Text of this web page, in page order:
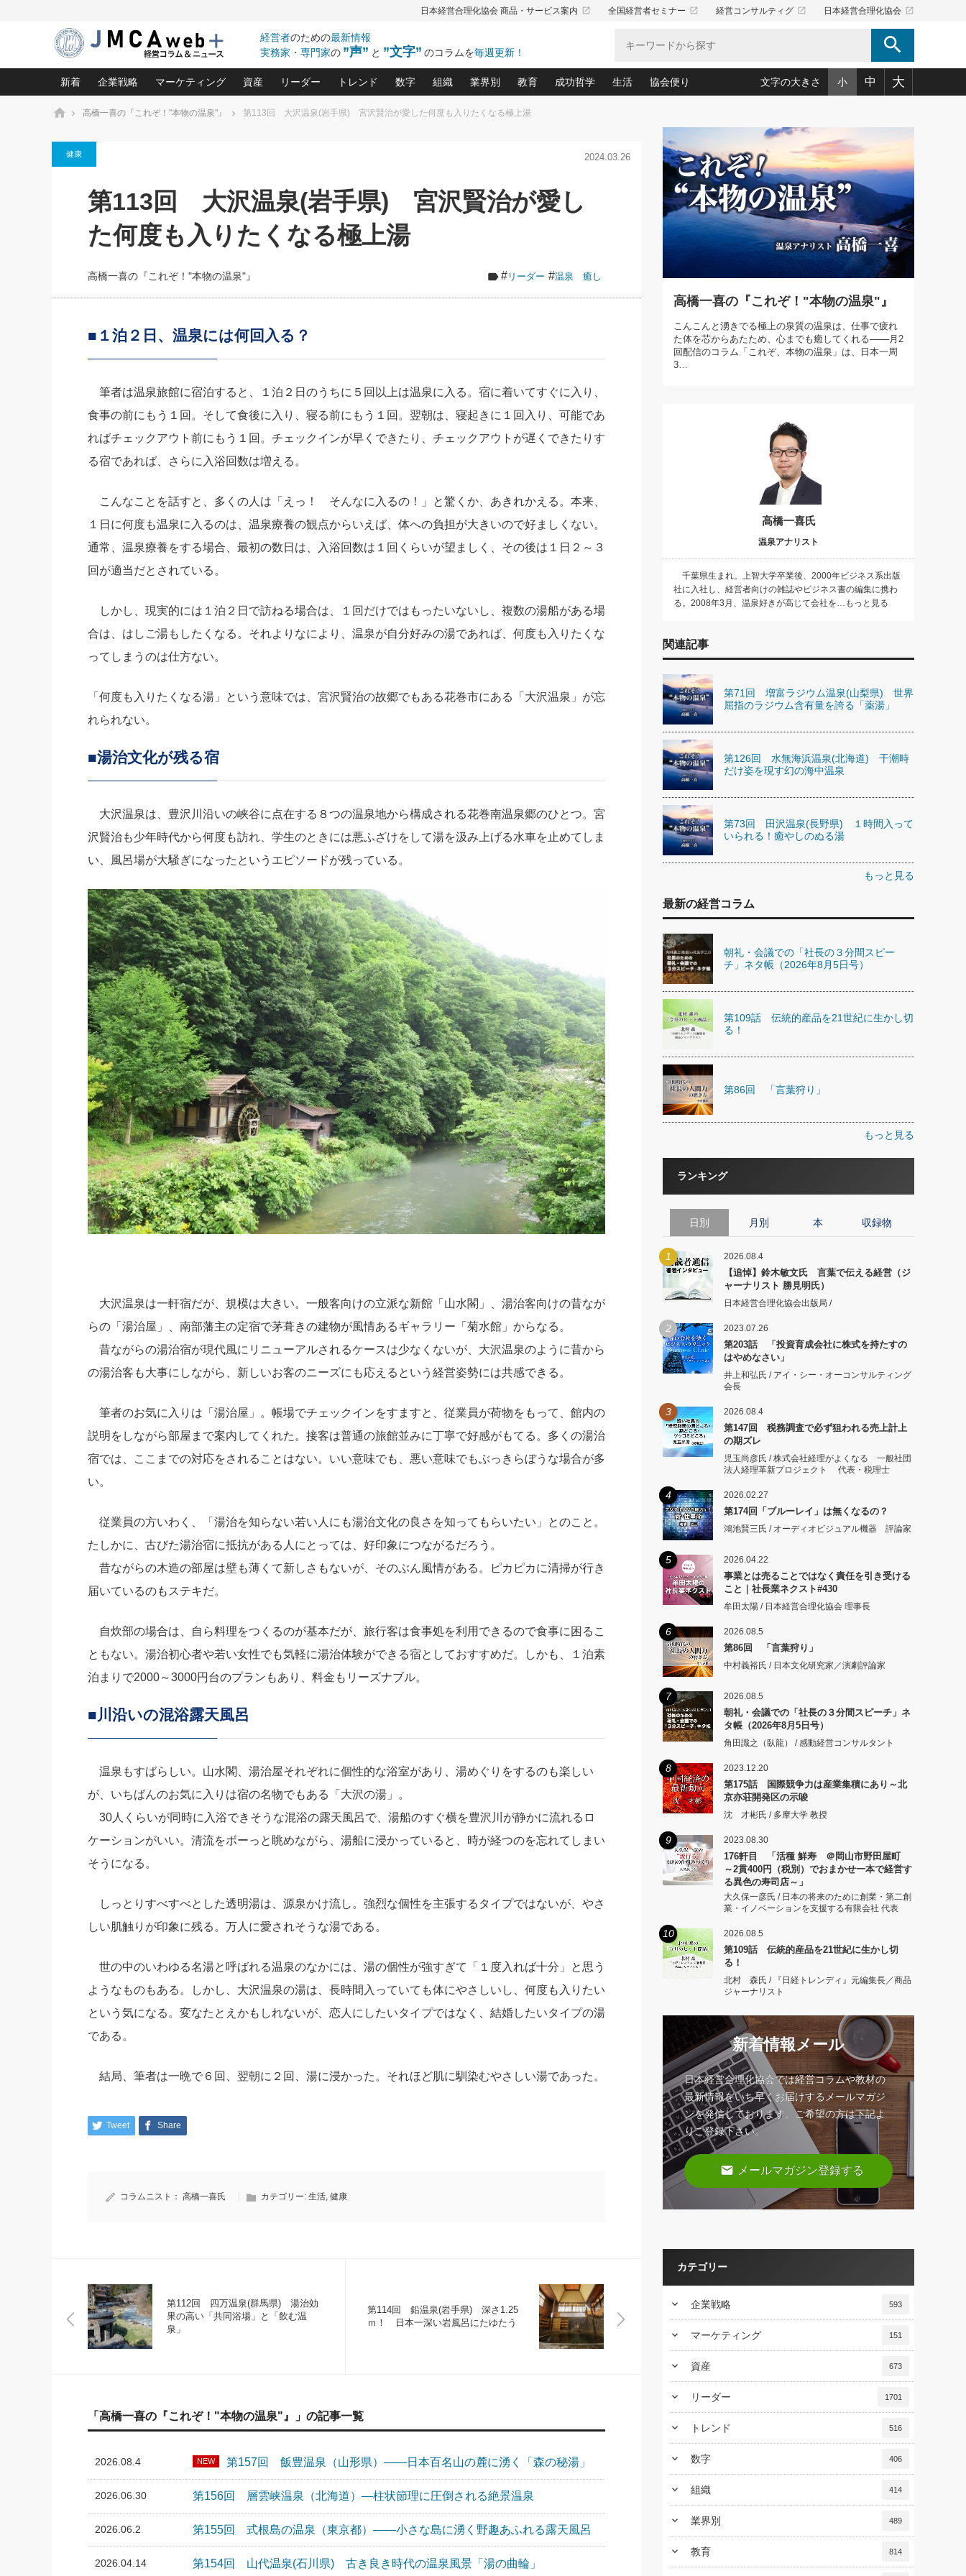
日本経営合理化協会 商品・サービス案内 launch 全国経営者セミナー launch 経営コンサルティグ launch 日本経営合理化協会 launch
経営者のための最新情報
実務家・専門家の ”声” と ”文字” のコラムを毎週更新！ search
新着
朝礼・会議での「社長の３分間
スピーチ」ネタ帳（2026年8月5
日号）
2026.08.5
第109話 伝統的産品を21世紀
に生かし切る！
2026.08.5
第86回 「言葉狩り」
2026.08.5 2026.08.4
【追悼】鈴木敏文氏 言葉で伝
える経営（ジャーナリスト 勝
もっとみる
企業戦略
強い会社を築く ビジネス・クリニック(240)
日本レーザー「人を大切にしながら利益を上げる経営」の極意
武器としてのM&A入門(3)
社長のための“儲かる通販”戦略視点(151)
継続経営 百話百行(85)
マーケティング
ロングセラーの玉手箱(9)
大復活＆快進撃！ユニバーサルスタジオジャパンの成功要因と
は(5)
酒井光雄 成功事例に学ぶ繁栄企業のブランド戦略(39)
資産
中国経済の最新動向(204)
事業承継の前に、決めておきたい、知っておきたい、やってお
きたいコト(12)
会社と社長のための資産管理講座(95)
リーダー
ピョートル・F・グジバチの『経営戦略の新常識』(12)
指導者たる者かくあるべし(635)
朝礼・会議での「社長の３分間スピーチ」ネタ帳(159)
次もあなたにお願いしたいと思われる「一流の仕事術」(28)
社長の右腕をつくる 人と組織を動かす(200)
トレンド
北村森の「今月のヒット商品」(109)
次の売れ筋をつかむ術(102)
社長のメシの種 4.0(206)
数字
おカネが残る決算書にするために、やっておきたいこと(34)
会社を守り抜くための緊急対策(100)
強い決算書の会社はココが違う！(36)
損益分岐点を下げる、Ｐ／Ｌ不況時代の新戦略(12)
決算書の“見える化”術(12)
組織
職場の生産性を下げるハラスメントの予防策(10)
賃金決定の定石(68)
顧客・社員・社会から支持される「ウェルビーイング経営入
業界別
大久保一彦の“流行る”お店の仕組みづくり(210)
柿内幸夫─社長のための現場改善(174)
教育
あなただからお願いしたいと思われる 気配りの達人(127)
クレーム対応 実践マニュアル(92)
クレーム対応の新知識と新常識(57)
デキル社員に育てる！ 社員教育の決め手(203)
業績アップにつながる！ワンランク上の手紙・メール術(100)
成功哲学
中国哲学に学ぶ 不況は会社守成の好機(38)
令和時代の「社長の人間力の磨き方」(86)
先人の名句名言の教え 東洋思想に学ぶ経営学(132)
渡部昇一の「日本の指導者たち」(32)
経営に活かす“十八史略”(30)
生活
おのころ心平の ──社長のための「か・ら・だマネジメント」
(50)
デジタルＡＶを味方に！新・仕事術(180)
リーダー脳の鍛え方(32)
ワインを楽しむ基礎レッスン(12)
必読！社長が読むべき今月の4冊(88)
社長の「氣」(30)
米国スポーツ・ビジネスに学ぶ心理学(98)
高橋一喜の『これぞ！"本物の温泉"』(157)
協会便り
「愛読者通信」著者インタビュー(44)
ビジネス見聞録 経営ニュース(100)
作間信司の経営無形庵(けいえいむぎょうあん)(166)
経営セミナー情報局(1)
繁栄への着眼点 牟田太陽(76)
講話を聞いて学ぼう 実学・耳学・磨く「ミミガク」のすすめ
文字の大きさ 小 中 大
ホーム 高橋一喜の『これぞ！"本物の温泉"』 第113回 大沢温泉(岩手県) 宮沢賢治が愛した何度も入りたくなる極上湯
健康 2024.03.26
第113回 大沢温泉(岩手県) 宮沢賢治が愛し
た何度も入りたくなる極上湯
高橋一喜の『これぞ！"本物の温泉"』 # リーダー #温泉 癒し
■１泊２日、温泉には何回入る？
筆者は温泉旅館に宿泊すると、１泊２日のうちに５回以上は温泉に入る。宿に着いてすぐに入り、
食事の前にもう１回。そして食後に入り、寝る前にもう１回。翌朝は、寝起きに１回入り、可能であ
ればチェックアウト前にもう１回。チェックインが早くできたり、チェックアウトが遅くできたりす
る宿であれば、さらに入浴回数は増える。
こんなことを話すと、多くの人は「えっ！ そんなに入るの！」と驚くか、あきれかえる。本来、
１日に何度も温泉に入るのは、温泉療養の観点からいえば、体への負担が大きいので好ましくない。
通常、温泉療養をする場合、最初の数日は、入浴回数は１回くらいが望ましく、その後は１日２～３
回が適当だとされている。
しかし、現実的には１泊２日で訪ねる場合は、１回だけではもったいないし、複数の湯船がある場
合は、はしご湯もしたくなる。それよりなにより、温泉が自分好みの湯であれば、何度も入りたくな
ってしまうのは仕方ない。
「何度も入りたくなる湯」という意味では、宮沢賢治の故郷でもある花巻市にある「大沢温泉」が忘
れられない。
■湯治文化が残る宿
大沢温泉は、豊沢川沿いの峡谷に点在する８つの温泉地から構成される花巻南温泉郷のひとつ。宮
沢賢治も少年時代から何度も訪れ、学生のときには悪ふざけをして湯を汲み上げる水車を止めてしま
い、風呂場が大騒ぎになったというエピソードが残っている。
大沢温泉は一軒宿だが、規模は大きい。一般客向けの立派な新館「山水閣」、湯治客向けの昔なが
らの「湯治屋」、南部藩主の定宿で茅葺きの建物が風情あるギャラリー「菊水館」からなる。
昔ながらの湯治宿が現代風にリニューアルされるケースは少なくないが、大沢温泉のように昔から
の湯治客も大事にしながら、新しいお客のニーズにも応えるという経営姿勢には共感できる。
筆者のお気に入りは「湯治屋」。帳場でチェックインをすますと、従業員が荷物をもって、館内の
説明をしながら部屋まで案内してくれた。接客は普通の旅館並みに丁寧で好感がもてる。多くの湯治
宿では、ここまでの対応をされることはない。いい意味でも、悪い意味でもぶっきらぼうな場合が多
い。
従業員の方いわく、「湯治を知らない若い人にも湯治文化の良さを知ってもらいたい」とのこと。
たしかに、古びた湯治宿に抵抗がある人にとっては、好印象につながるだろう。
昔ながらの木造の部屋は壁も薄くて新しさもないが、そのぶん風情がある。ピカピカに清掃が行き
届いているのもステキだ。
自炊部の場合は、自ら料理をつくるのが基本だが、旅行客は食事処を利用できるので食事に困るこ
ともない。湯治初心者や若い女性でも気軽に湯治体験ができる宿としておすすめだ。しかも、１泊素
泊まりで2000～3000円台のプランもあり、料金もリーズナブル。
■川沿いの混浴露天風呂
温泉もすばらしい。山水閣、湯治屋それぞれに個性的な浴室があり、湯めぐりをするのも楽しい
が、いちばんのお気に入りは宿の名物でもある「大沢の湯」。
30人くらいが同時に入浴できそうな混浴の露天風呂で、湯船のすぐ横を豊沢川が静かに流れるロ
ケーションがいい。清流をボーっと眺めながら、湯船に浸かっていると、時が経つのを忘れてしまい
そうになる。
しっとりすべすべとした透明湯は、源泉かけ流し。強烈な個性を主張するタイプではないが、やさ
しい肌触りが印象に残る。万人に愛されそうな湯である。
世の中のいわゆる名湯と呼ばれる温泉のなかには、湯の個性が強すぎて「１度入れば十分」と思う
ようなものもある。しかし、大沢温泉の湯は、長時間入っていても体にやさしいし、何度も入りたい
という気になる。変なたとえかもしれないが、恋人にしたいタイプではなく、結婚したいタイプの湯
である。
結局、筆者は一晩で６回、翌朝に２回、湯に浸かった。それほど肌に馴染むやさしい湯であった。
Tweet Share
コラムニスト： 高橋一喜氏 カテゴリー: 生活, 健康
第112回 四万温泉(群馬県) 湯治効
果の高い「共同浴場」と「飲む温
泉」
第114回 鉛温泉(岩手県) 深さ1.25
ｍ！ 日本一深い岩風呂にたゆたう
「高橋一喜の『これぞ！"本物の温泉"』」の記事一覧
2026.08.4 NEW 第157回 飯豊温泉（山形県）――日本百名山の麓に湧く「森の秘湯」
2026.06.30 第156回 層雲峡温泉（北海道）―柱状節理に圧倒される絶景温泉
2026.06.2 第155回 式根島の温泉（東京都）――小さな島に湧く野趣あふれる露天風呂
2026.04.14 第154回 山代温泉(石川県) 古き良き時代の温泉風景「湯の曲輪」
高橋一喜の『これぞ！"本物の温泉"』
こんこんと湧きでる極上の泉質の温泉は、仕事で疲れ
た体を芯からあたため、心までも癒してくれる───月2
回配信のコラム「これぞ、本物の温泉」は、日本一周
3…
高橋一喜氏
温泉アナリスト
千葉県生まれ。上智大学卒業後、2000年ビジネス系出版
社に入社し、経営者向けの雑誌やビジネス書の編集に携わ
る。2008年3月、温泉好きが高じて会社を…もっと見る
関連記事
第71回 増富ラジウム温泉(山梨県) 世界
屈指のラジウム含有量を誇る「薬湯」
第126回 水無海浜温泉(北海道) 干潮時
だけ姿を現す幻の海中温泉
第73回 田沢温泉(長野県) １時間入って
いられる！癒やしのぬる湯
もっと見る
最新の経営コラム
朝礼・会議での「社長の３分間スピー
チ」ネタ帳（2026年8月5日号）
第109話 伝統的産品を21世紀に生かし切
る！
第86回 「言葉狩り」
もっと見る
ランキング
日別 月別 本 収録物
1 2026.08.4
【追悼】鈴木敏文氏 言葉で伝える経営（ジ
ャーナリスト 勝見明氏）
日本経営合理化協会出版局 /
2 2023.07.26
第203話 「投資育成会社に株式を持たすの
はやめなさい」
井上和弘氏 / アイ・シー・オーコンサルティング
会長
3 2026.08.4
第147回 税務調査で必ず狙われる売上計上
の期ズレ
児玉尚彦氏 / 株式会社経理がよくなる 一般社団
法人経理革新プロジェクト 代表・税理士
4 2026.02.27
第174回「ブルーレイ」は無くなるの？
鴻池賢三氏 / オーディオビジュアル機器 評論家
5 2026.04.22
事業とは売ることではなく責任を引き受ける
こと｜社長業ネクスト#430
牟田太陽 / 日本経営合理化協会 理事長
6 2026.08.5
第86回 「言葉狩り」
中村義裕氏 / 日本文化研究家／演劇評論家
7 2026.08.5
朝礼・会議での「社長の３分間スピーチ」ネ
タ帳（2026年8月5日号）
角田識之（臥龍） / 感動経営コンサルタント
8 2023.12.20
第175話 国際競争力は産業集積にあり～北
京亦荘開発区の示唆
沈 才彬氏 / 多摩大学 教授
9 2023.08.30
176軒目 「活種 鮮寿 ＠岡山市野田屋町
～2貫400円（税別）でおまかせ一本で経営す
る異色の寿司店～」
大久保一彦氏 / 日本の将来のために創業・第二創
業・イノベーションを支援する有限会社 代表
10 2026.08.5
第109話 伝統的産品を21世紀に生かし切
る！
北村 森氏 / 『日経トレンディ』元編集長／商品
ジャーナリスト
新着情報メール
日本経営合理化協会では経営コラムや教材の
最新情報をいち早くお届けするメールマガジ
ンを発信しております。ご希望の方は下記よ
りご登録下さい。
email メールマガジン登録する
カテゴリー
keyboard_arrow_down 企業戦略 593
keyboard_arrow_down マーケティング 151
keyboard_arrow_down 資産 673
keyboard_arrow_down リーダー 1701
keyboard_arrow_down トレンド 516
keyboard_arrow_down 数字 406
keyboard_arrow_down 組織 414
keyboard_arrow_down 業界別 489
keyboard_arrow_down 教育 814